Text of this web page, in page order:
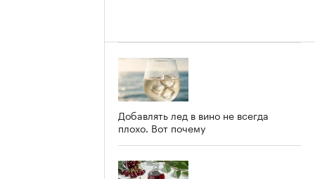
Добавлять лед в вино не всегда
плохо. Вот почему